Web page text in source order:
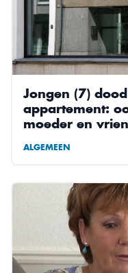
Jongen (7)
appartement:
moeder en
ALGEMEEN